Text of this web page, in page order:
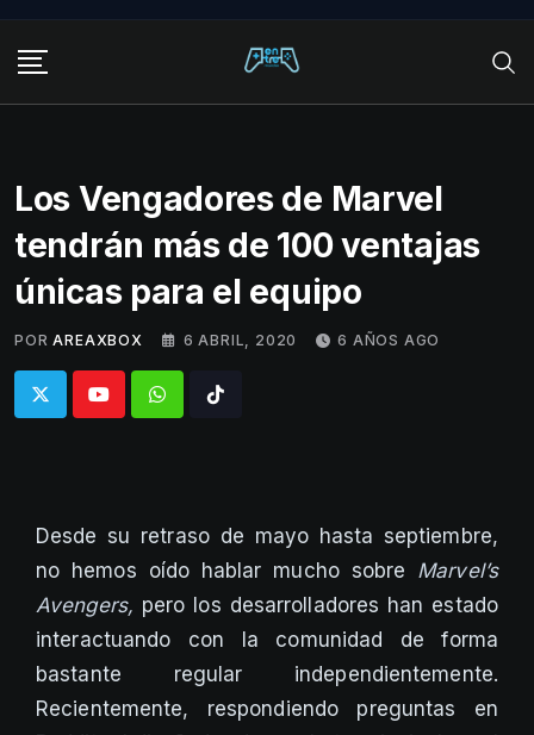
content
Los Vengadores de Marvel
tendrán más de 100 ventajas
únicas para el equipo
POR AREAXBOX 6 ABRIL, 2020 6 AÑOS AGO
WhatsappTiktok
Desde su retraso de mayo hasta septiembre,
no hemos oído hablar mucho sobre Marvel’s
Avengers, pero los desarrolladores han estado
interactuando con la comunidad de forma
bastante regular independientemente.
Recientemente, respondiendo preguntas en